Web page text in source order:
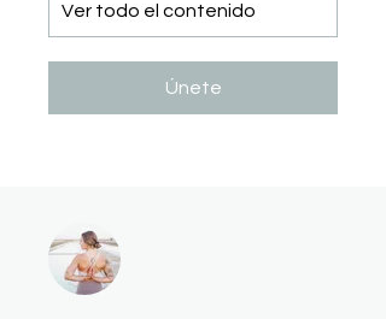
Ver todo el contenido
Únete